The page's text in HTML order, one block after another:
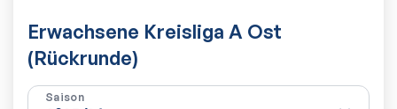
Erwachsene Kreisliga A Ost
(Rückrunde)
Saison